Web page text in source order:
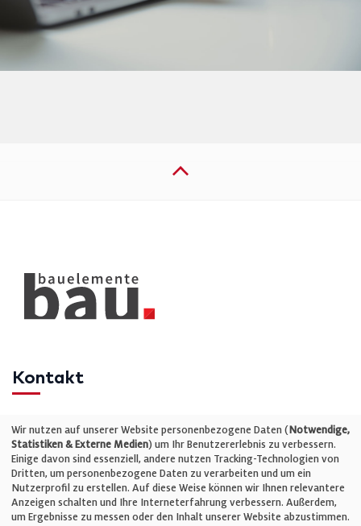
Kontakt
Telefon: +49 (0)711 2585563-0
E-Mail:info@bauelemente-bau.eu
Unternehmen
Wir nutzen auf unserer Website personenbezogene Daten (Notwendige,
Statistiken & Externe Medien) um Ihr Benutzererlebnis zu verbessern.
Einige davon sind essenziell, andere nutzen Tracking-Technologien von
Dritten, um personenbezogene Daten zu verarbeiten und um ein
Nutzerprofil zu erstellen. Auf diese Weise können wir Ihnen relevantere
Anzeigen schalten und Ihre Interneterfahrung verbessern. Außerdem,
um Ergebnisse zu messen oder den Inhalt unserer Website abzustimmen.